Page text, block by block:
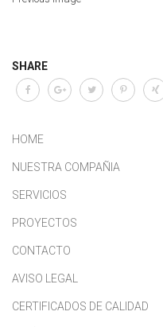
SHARE
HOME
NUESTRA COMPAÑIA
SERVICIOS
PROYECTOS
CONTACTO
AVISO LEGAL
CERTIFICADOS DE CALIDAD